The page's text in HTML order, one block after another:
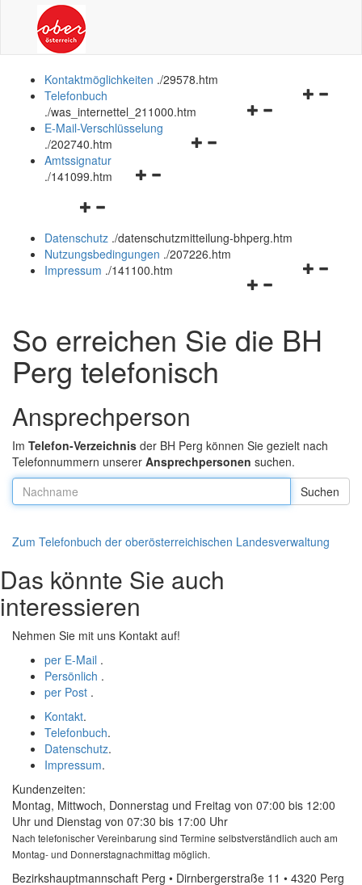
Kontaktmöglichkeiten ./29578.htm
Navigationsmenü
Telefonbuch
./was_internettel_211000.htm
Navigationsmenü
E-Mail-Verschlüsselung
./202740.htm
Navigationsmenü
Amtssignatur
./141099.htm
Navigationsmenü
und
schließen
Datenschutz ./datenschutzmitteilung-bhperg.htm
Nutzungsbedingungen ./207226.htm
Navigationsmenü
schließen
Impressum ./141100.htm
So erreichen Sie die BH
Perg telefonisch
Ansprechperson
Im Telefon-Verzeichnis der BH Perg können Sie gezielt nach
Telefonnummern unserer Ansprechpersonen suchen.
Nachname:
Zum Telefonbuch der oberösterreichischen Landesverwaltung
Das könnte Sie auch
interessieren
Nehmen Sie mit uns Kontakt auf!
per E-Mail .
Persönlich .
per Post .
Kontakt.
Telefonbuch.
Datenschutz.
Impressum.
Kundenzeiten:
Montag, Mittwoch, Donnerstag und Freitag von 07:00 bis 12:00
Uhr und Dienstag von 07:30 bis 17:00 Uhr
Nach telefonischer Vereinbarung sind Termine selbstverständlich auch am
Montag- und Donnerstagnachmittag möglich.
Bezirkshauptmannschaft Perg • Dirnbergerstraße 11 • 4320 Perg